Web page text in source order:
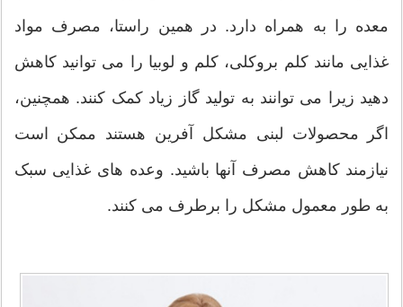
معده را به همراه دارد. در همین راستا، مصرف مواد
غذایی مانند کلم بروکلی، کلم و لوبیا را می توانید کاهش
دهید زیرا می توانند به تولید گاز زیاد کمک کنند. همچنین،
اگر محصولات لبنی مشکل آفرین هستند ممکن است
نیازمند کاهش مصرف آنها باشید. وعده های غذایی سبک
به طور معمول مشکل را برطرف می کنند.